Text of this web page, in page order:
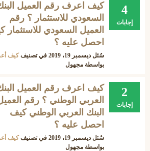
4
إجابات
كيف اعرف رقم العميل
السعودي للاستثمار ؟ رقم
العميل السعودي للاستثمار
احصل عليه ؟
سُئل ديسمبر 19، 2019 في تصنيفكيف
بواسطة مجهول
2
إجابات
كيف اعرف رقم العميل
العربي الوطني ؟ رقم
البنك العربي الوطني كيف
احصل عليه ؟
سُئل ديسمبر 19، 2019 في تصنيفكيف
بواسطة مجهول